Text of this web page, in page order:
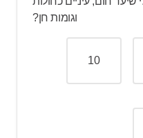
וגומות חן?
10